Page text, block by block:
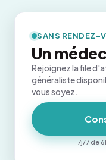
SANS RENDEZ-
Un
Rejoignez la file
généraliste
vous soyez.
7j/7 de